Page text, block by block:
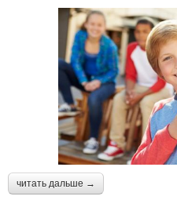
читать дальше →